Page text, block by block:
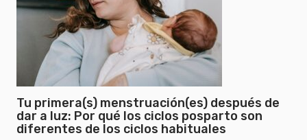
Tu primera(s) menstruación(es) después de
dar a luz: Por qué los ciclos posparto son
diferentes de los ciclos habituales